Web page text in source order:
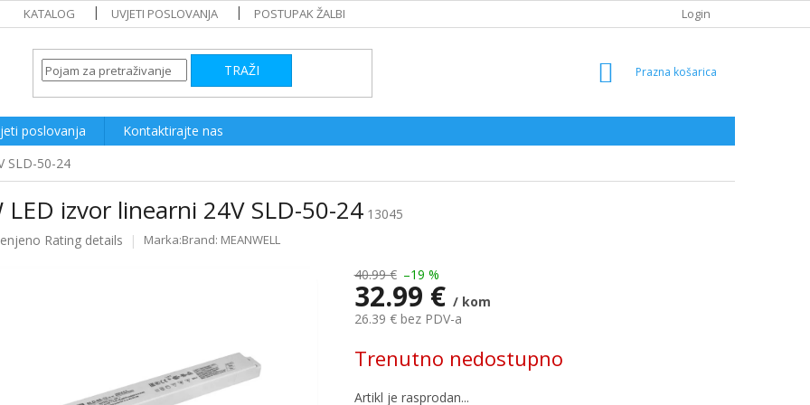
KATALOG UVJETI POSLOVANJA POSTUPAK ŽALBI Login
TRAŽI
SHOPPING
poslovanja
Kontaktirajte nas
SLD-50-24
LED izvor linearni 24V SLD-50-24 13045
Rating details Brand: MEANWELL
40.99 € –19 %
32.99 € / kom
26.39 € bez PDV-a
price:
Trenutno nedostupno